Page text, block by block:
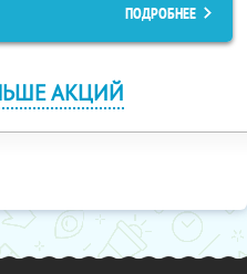
ПОДРОБНЕЕ
АКЦИЙ